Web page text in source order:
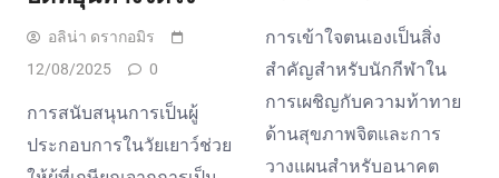
อลิน่า ดรากอมิร
12/08/2025
0
การสนับสนุนการเป็นผู้
ประกอบการในวัยเยาว์ช่วย
การเข้าใจตนเองเป็นสิ่ง
สำคัญสำหรับนักกีฬาใน
การเผชิญกับความท้าทาย
ด้านสุขภาพจิตและการ
วางแผนสำหรับอนาคต